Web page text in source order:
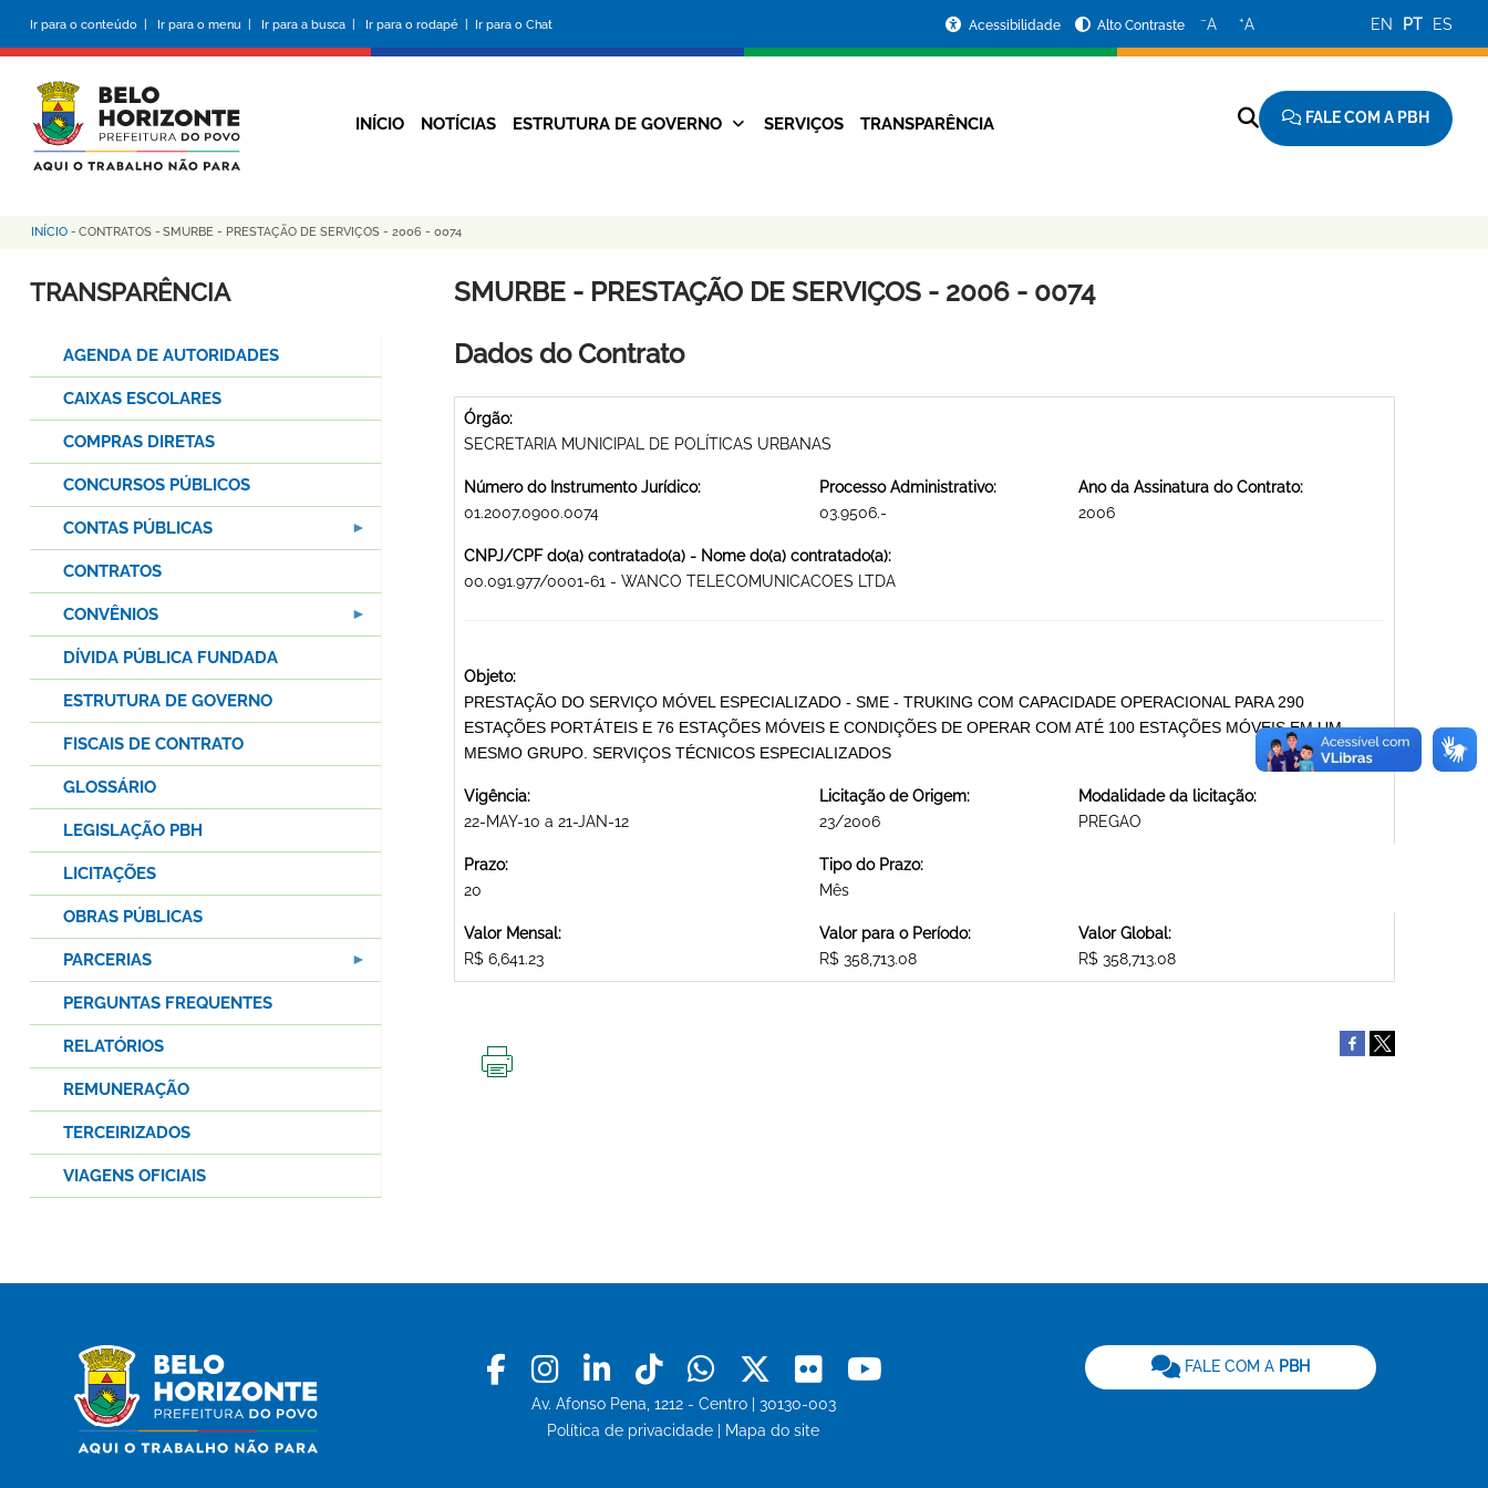
conteúdo
principal
Ir para o conteúdo | Ir para o menu | Ir para a busca | Ir para o rodapé | Ir para o Chat
da
Prefeitura
Acessibilidade Alto Contraste −A +A EN PT ES
Navegação
INÍCIO NOTÍCIAS ESTRUTURA DE GOVERNO SERVIÇOS TRANSPARÊNCIA FALE COM A PBH
Trilha
de
INÍCIO - CONTRATOS - SMURBE - PRESTAÇÃO DE SERVIÇOS - 2006 - 0074
SMURBE - PRESTAÇÃO DE SERVIÇOS - 2006 - 0074
Dados do Contrato
Órgão:
SECRETARIA MUNICIPAL DE POLÍTICAS URBANAS
Número do Instrumento Jurídico:
01.2007.0900.0074
Processo Administrativo:
03.9506.-
Ano da Assinatura do Contrato:
2006
CNPJ/CPF do(a) contratado(a) - Nome do(a) contratado(a):
00.091.977/0001-61 - WANCO TELECOMUNICACOES LTDA
Objeto:
PRESTAÇÃO DO SERVIÇO MÓVEL ESPECIALIZADO - SME - TRUKING COM CAPACIDADE OPERACIONAL PARA 290
ESTAÇÕES PORTÁTEIS E 76 ESTAÇÕES MÓVEIS E CONDIÇÕES DE OPERAR COM ATÉ 100 ESTAÇÕES MÓVEIS EM UM
MESMO GRUPO. SERVIÇOS TÉCNICOS ESPECIALIZADOS
Vigência:
22-MAY-10 a 21-JAN-12
Licitação de Origem:
23/2006
Modalidade da licitação:
PREGAO
Prazo:
20
Tipo do Prazo:
Mês
Valor Mensal:
R$ 6,641.23
Valor para o Período:
R$ 358,713.08
Valor Global:
R$ 358,713.08
TRANSPARÊNCIA
AGENDA DE AUTORIDADES
CAIXAS ESCOLARES
COMPRAS DIRETAS
CONCURSOS PÚBLICOS
CONTAS PÚBLICAS
CONTRATOS
CONVÊNIOS
DÍVIDA PÚBLICA FUNDADA
ESTRUTURA DE GOVERNO
FISCAIS DE CONTRATO
GLOSSÁRIO
LEGISLAÇÃO PBH
LICITAÇÕES
OBRAS PÚBLICAS
PARCERIAS
PERGUNTAS FREQUENTES
RELATÓRIOS
REMUNERAÇÃO
TERCEIRIZADOS
VIAGENS OFICIAIS
Facebook
Instagram
LinkedinTiktokWhatsapp
X Flickr
Av. Afonso Pena, 1212 - Centro | 30130-003
Política de privacidade
Mapa do site
FALE COM A PBH